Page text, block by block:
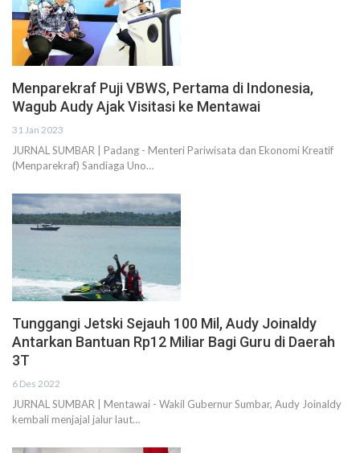
Menparekraf Puji VBWS, Pertama di Indonesia,
Wagub Audy Ajak Visitasi ke Mentawai
31 Jan 2023
JURNAL SUMBAR | Padang - Menteri Pariwisata dan Ekonomi Kreatif
(Menparekraf) Sandiaga Uno…
Tunggangi Jetski Sejauh 100 Mil, Audy Joinaldy
Antarkan Bantuan Rp12 Miliar Bagi Guru di Daerah
3T
6 Des 2022
JURNAL SUMBAR | Mentawai - Wakil Gubernur Sumbar, Audy Joinaldy
kembali menjajal jalur laut…